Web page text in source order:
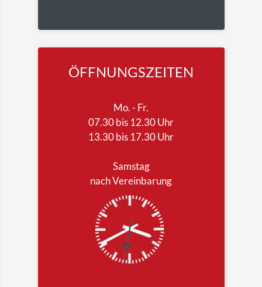
ÖFFNUNGSZEITEN
Mo. - Fr.
07.30 bis 12.30 Uhr
13.30 bis 17.30 Uhr
Samstag
nach Vereinbarung